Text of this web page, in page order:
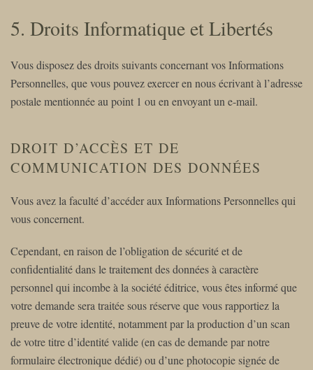
5. Droits Informatique et Libertés
Vous disposez des droits suivants concernant vos Informations
Personnelles, que vous pouvez exercer en nous écrivant à l’adresse
postale mentionnée au point 1 ou en envoyant un e-mail.
DROIT D’ACCÈS ET DE
COMMUNICATION DES DONNÉES
Vous avez la faculté d’accéder aux Informations Personnelles qui
vous concernent.
Cependant, en raison de l’obligation de sécurité et de
confidentialité dans le traitement des données à caractère
personnel qui incombe à la société éditrice, vous êtes informé que
votre demande sera traitée sous réserve que vous rapportiez la
preuve de votre identité, notamment par la production d’un scan
de votre titre d’identité valide (en cas de demande par notre
formulaire électronique dédié) ou d’une photocopie signée de